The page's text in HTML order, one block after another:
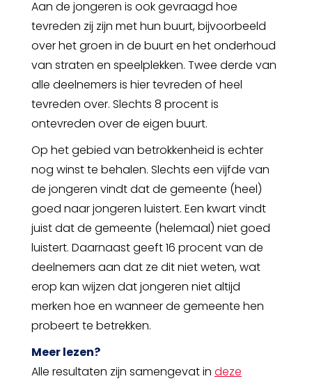
Aan de jongeren is ook gevraagd hoe
tevreden zij zijn met hun buurt, bijvoorbeeld
over het groen in de buurt en het onderhoud
van straten en speelplekken. Twee derde van
alle deelnemers is hier tevreden of heel
tevreden over. Slechts 8 procent is
ontevreden over de eigen buurt.
Op het gebied van betrokkenheid is echter
nog winst te behalen. Slechts een vijfde van
de jongeren vindt dat de gemeente (heel)
goed naar jongeren luistert. Een kwart vindt
juist dat de gemeente (helemaal) niet goed
luistert. Daarnaast geeft 16 procent van de
deelnemers aan dat ze dit niet weten, wat
erop kan wijzen dat jongeren niet altijd
merken hoe en wanneer de gemeente hen
probeert te betrekken.
Meer lezen?
Alle resultaten zijn samengevat in deze